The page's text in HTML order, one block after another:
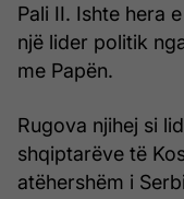
Pali II. Ishte hera
një lider politik
me Papën.
Rugova njihej si
shqiptarëve të
atëhershëm i